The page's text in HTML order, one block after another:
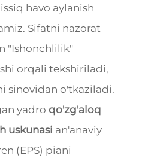
havo aylanish
Sifatni nazorat
"Ishonchlilik"
orqali tekshiriladi,
sinovidan o'tkaziladi.
yadro qo'zg'aloq
uskunasi an'anaviy
(EPS) piani